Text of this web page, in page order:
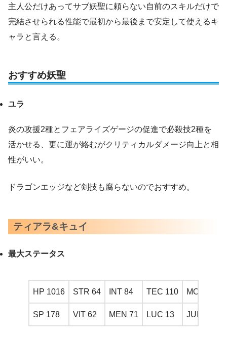
主人公だけあってサブ妖聖に頼らない自前のスキルだけで
完結させられる性能で最初から最後まで安定して使えるキ
ャラと言える。
おすすめ妖聖
ユラ
炎の攻援2種とフェアライズゲージの促進で必殺技2種を
活かせる、更に運が絡むがクリティカルダメージ向上と相
性がいい。
ドラゴンエッジなど剣技も腐らないのでおすすめ。
ティアラ&キュイ
最大ステータス
HP 1016 STR 64 INT 84 TEC 110 MOVE 3
SP 178 VIT 62 MEN 71 LUC 13 JUMP 1.0